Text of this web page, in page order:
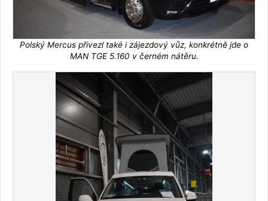
Polský Mercus přivezl také i zájezdový vůz, konkrétně jde o
MAN TGE 5.160 v černém nátěru.